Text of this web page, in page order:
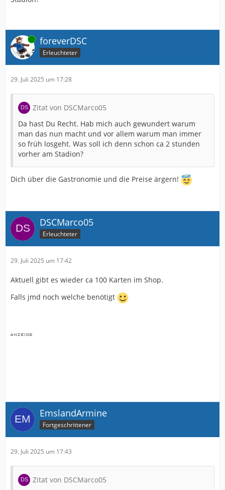
Online foreverDSC
Erleuchteter
29. Juli 2025 um 17:28
Zitat von DSCMarco05
Da hast Du Recht. Hab mich auch gewundert warum
man das nun macht und vor allem warum man immer
so früh losgeht. Was soll ich denn schon ca 2 stunden
vorher am Stadion?
Dich über die Gastronomie und die Preise ärgern!
DSCMarco05
Erleuchteter
29. Juli 2025 um 17:42
Aktuell gibt es wieder ca 100 Karten im Shop.
Falls jmd noch welche benötigt
EmslandArmine
Fortgeschrittener
29. Juli 2025 um 17:43
Zitat von DSCMarco05